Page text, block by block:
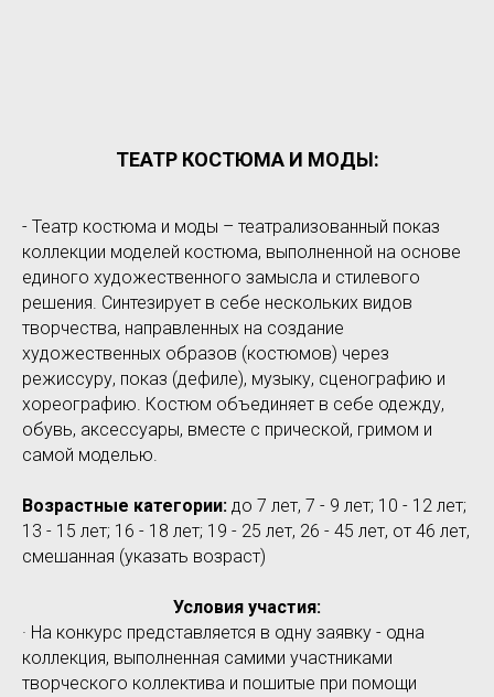
ТЕАТР КОСТЮМА И МОДЫ:
- Театр костюма и моды – театрализованный показ
коллекции моделей костюма, выполненной на основе
единого художественного замысла и стилевого
решения. Синтезирует в себе нескольких видов
творчества, направленных на создание
художественных образов (костюмов) через
режиссуру, показ (дефиле), музыку, сценографию и
хореографию. Костюм объединяет в себе одежду,
обувь, аксессуары, вместе с прической, гримом и
самой моделью.
Возрастные категории: до 7 лет, 7 - 9 лет; 10 - 12 лет;
13 - 15 лет; 16 - 18 лет; 19 - 25 лет, 26 - 45 лет, от 46 лет,
смешанная (указать возраст)
Условия участия:
· На конкурс представляется в одну заявку - одна
коллекция, выполненная самими участниками
творческого коллектива и пошитые при помощи